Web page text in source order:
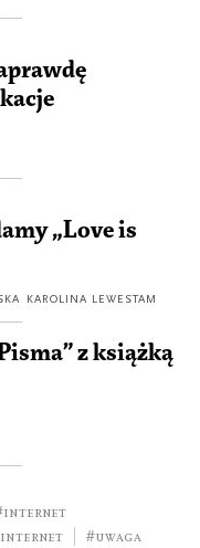
„Love is
KAROLINA LEWESTAM
z książką
internet #uwaga